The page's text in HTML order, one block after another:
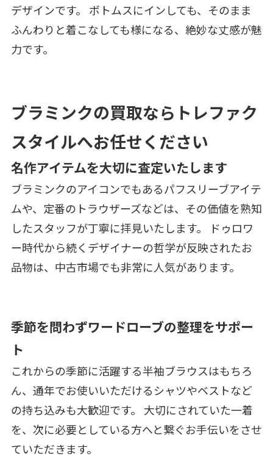
デザインです。 ボトムスにインしても、そのまま
ふんわりと着こなしても様になる、絶妙な丈感が魅
力です。
ブラミンクの買取ならトレファク
スタイルへお任せください
名作アイテムを大切に査定いたします
ブラミンクのアイコンでもあるパフスリーブアイテ
ムや、定番のトラウザーズなどは、その価値を熟知
したスタッフが丁寧に拝見いたします。 ドゥロワ
ー時代から続くデザイナーの哲学が反映されたお
品物は、中古市場でも非常に人気があります。
季節を問わずワードローブの整理をサポー
ト
これからの季節に活躍する半袖ブラウスはもちろ
ん、通年でお使いいただけるシャツやベストなど
の持ち込みも大歓迎です。 大切にされていた一着
を、次に必要としている方へと繋ぐお手伝いをさせ
ていただきます。